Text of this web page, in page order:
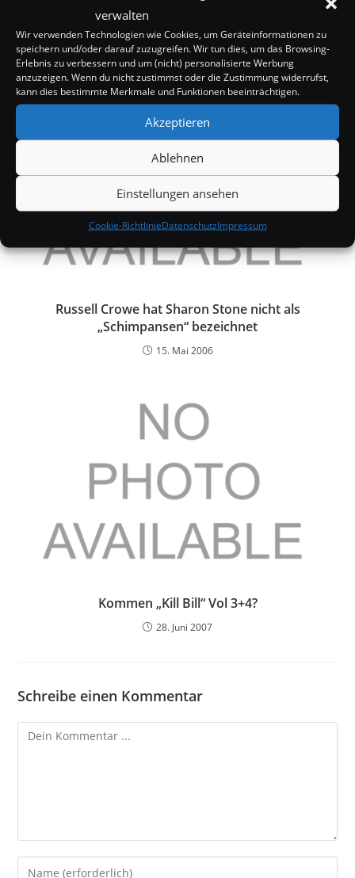
verwalten
Wir verwenden Technologien wie Cookies, um Geräteinformationen zu
speichern und/oder darauf zuzugreifen. Wir tun dies, um das Browsing-
Erlebnis zu verbessern und um (nicht) personalisierte Werbung
anzuzeigen. Wenn du nicht zustimmst oder die Zustimmung widerrufst,
kann dies bestimmte Merkmale und Funktionen beeinträchtigen.
Akzeptieren
Ablehnen
Einstellungen ansehen
Cookie-RichtlinieDatenschutzImpressum
Jennifer Lopez in Dallas-Kinofilm
15. März 2006
Russell Crowe hat Sharon Stone nicht als
„Schimpansen“ bezeichnet
15. Mai 2006
Kommen „Kill Bill“ Vol 3+4?
28. Juni 2007
Schreibe einen Kommentar
Kommentieren
Gib